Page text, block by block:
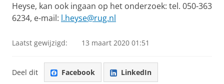
Heyse, kan ook ingaan op het onderzoek: tel. 050-363
6234, e-mail: l.heyse@rug.nl
Laatst gewijzigd: 13 maart 2020 01:51
Deel dit Facebook LinkedIn